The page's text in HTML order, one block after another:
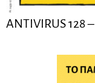
ANTIVIRUS 128